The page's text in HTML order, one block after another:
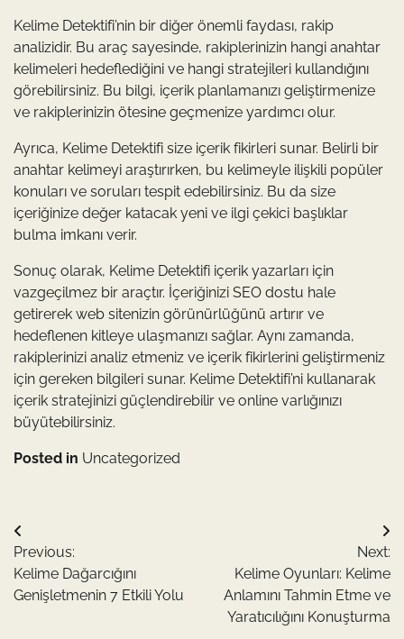
Kelime Detektifi’nin bir diğer önemli faydası, rakip
analizidir. Bu araç sayesinde, rakiplerinizin hangi anahtar
kelimeleri hedeflediğini ve hangi stratejileri kullandığını
görebilirsiniz. Bu bilgi, içerik planlamanızı geliştirmenize
ve rakiplerinizin ötesine geçmenize yardımcı olur.
Ayrıca, Kelime Detektifi size içerik fikirleri sunar. Belirli bir
anahtar kelimeyi araştırırken, bu kelimeyle ilişkili popüler
konuları ve soruları tespit edebilirsiniz. Bu da size
içeriğinize değer katacak yeni ve ilgi çekici başlıklar
bulma imkanı verir.
Sonuç olarak, Kelime Detektifi içerik yazarları için
vazgeçilmez bir araçtır. İçeriğinizi SEO dostu hale
getirerek web sitenizin görünürlüğünü artırır ve
hedeflenen kitleye ulaşmanızı sağlar. Aynı zamanda,
rakiplerinizi analiz etmeniz ve içerik fikirlerini geliştirmeniz
için gereken bilgileri sunar. Kelime Detektifi’ni kullanarak
içerik stratejinizi güçlendirebilir ve online varlığınızı
büyütebilirsiniz.
Posted in Uncategorized
Yazı
gezinmesi
Previous:
Kelime Dağarcığını
Genişletmenin 7 Etkili Yolu
Next:
Kelime Oyunları: Kelime
Anlamını Tahmin Etme ve
Yaratıcılığını Konuşturma